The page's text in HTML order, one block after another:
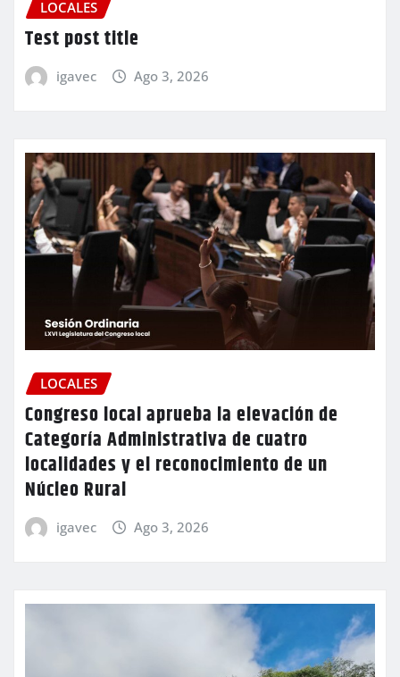
LOCALES
Test post title
igavec Ago 3, 2026
LOCALES
Congreso local aprueba la elevación de
Categoría Administrativa de cuatro
localidades y el reconocimiento de un
Núcleo Rural
igavec Ago 3, 2026